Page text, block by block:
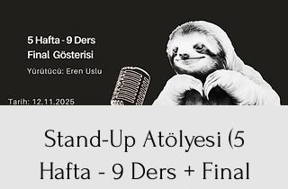
Stand-Up Atölyesi (5
Hafta - 9 Ders + Final